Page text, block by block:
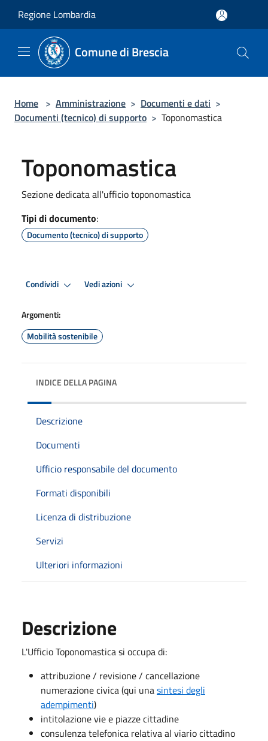
Regione Lombardia
Comune di Brescia
Home > Amministrazione > Documenti e dati >
Documenti (tecnico) di supporto > Toponomastica
Toponomastica
Sezione dedicata all'ufficio toponomastica
Tipi di documento:
Documento (tecnico) di supporto
Condividi Vedi azioni
Argomenti:
Mobilità sostenibile
INDICE DELLA PAGINA
Descrizione
Documenti
Ufficio responsabile del documento
Formati disponibili
Licenza di distribuzione
Servizi
Ulteriori informazioni
Descrizione
​​​L'Ufficio Toponomastica si occupa di:
attribuzione / revisione / cancellazione
numerazione civica (qui unasintesi degli
adempimenti)
intitolazione vie e piazze cittadine
consulenza telefonica relativa al viario cittadino